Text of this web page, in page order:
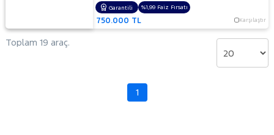
750.000 TL Karşılaştır
Garantili %1,99 Faiz Fırsatı
Toplam 19 araç.
1